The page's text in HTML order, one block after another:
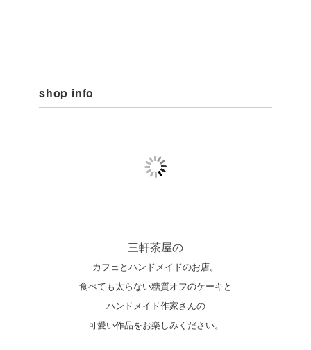
shop info
三軒茶屋の
カフェとハンドメイドのお店。
食べても太らない糖質オフのケーキと
ハンドメイド作家さんの
可愛い作品をお楽しみください。